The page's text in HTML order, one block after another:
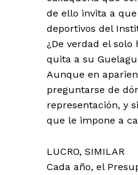
de ello invita a
deportivos del
¿De verdad el
quita a su
Aunque en
preguntarse de
representación, y
que le impone a
LUCRO, SIMILAR
Cada año, el